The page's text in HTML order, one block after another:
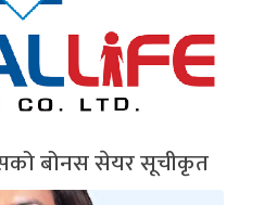
बोनस सेयर सूचीकृत